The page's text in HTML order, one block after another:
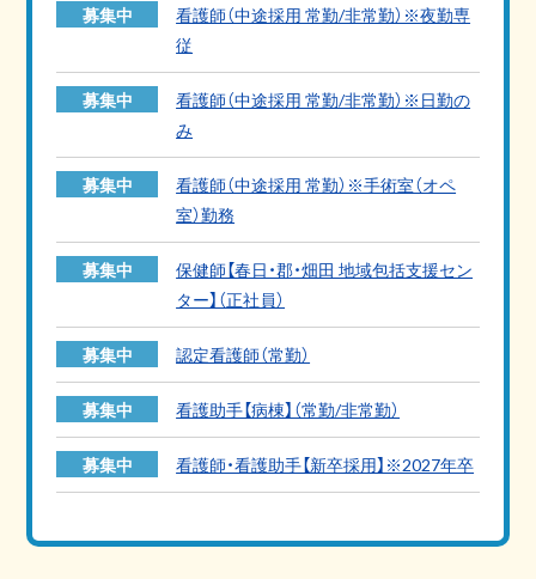
募集中
看護師（中途採用 常勤/非常勤）※夜勤専
従
募集中
看護師（中途採用 常勤/非常勤）※日勤の
み
募集中
看護師（中途採用 常勤）※手術室（オペ
室）勤務
募集中
保健師【春日・郡・畑田 地域包括支援セン
ター】（正社員）
募集中 認定看護師（常勤）
募集中 看護助手【病棟】（常勤/非常勤）
募集中 看護師・看護助手【新卒採用】※2027年卒